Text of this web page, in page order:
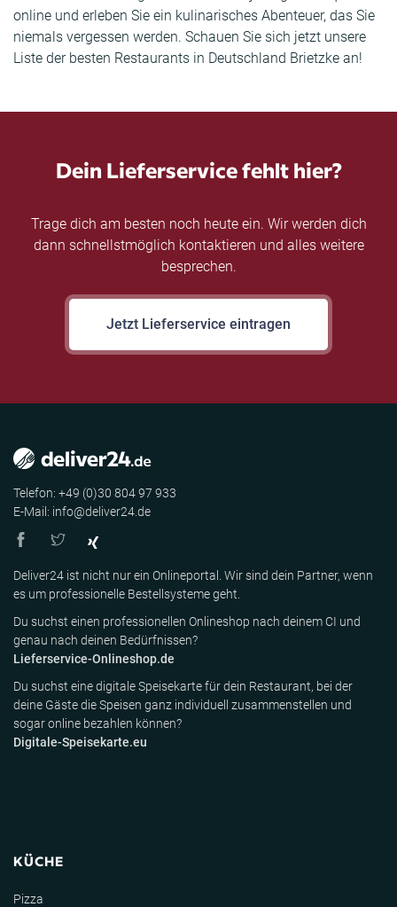
online und erleben Sie ein kulinarisches Abenteuer, das Sie
niemals vergessen werden. Schauen Sie sich jetzt unsere
Liste der besten Restaurants in Deutschland Brietzke an!
Dein Lieferservice fehlt hier?
Trage dich am besten noch heute ein. Wir werden dich
dann schnellstmöglich kontaktieren und alles weitere
besprechen.
Jetzt Lieferservice eintragen
Telefon: +49 (0)30 804 97 933
E-Mail: info@deliver24.de
Deliver24 ist nicht nur ein Onlineportal. Wir sind dein Partner, wenn
es um professionelle Bestellsysteme geht.
Du suchst einen professionellen Onlineshop nach deinem CI und
genau nach deinen Bedürfnissen?
Lieferservice-Onlineshop.de
Du suchst eine digitale Speisekarte für dein Restaurant, bei der
deine Gäste die Speisen ganz individuell zusammenstellen und
sogar online bezahlen können?
Digitale-Speisekarte.eu
KÜCHE
Pizza